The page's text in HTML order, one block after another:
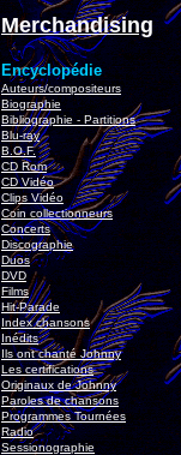
Merchandising
Encyclopédie
Auteurs/compositeurs
Biographie
Bibliographie - Partitions
Blu-ray
B.O.F.
CD Rom
CD Vidéo
Clips Vidéo
Coin collectionneurs
Concerts
Discographie
Duos
DVD
Films
Hit-Parade
Index chansons
Inédits
Ils ont chanté Johnny
Les certifications
Originaux de Johnny
Paroles de chansons
Programmes Tournées
Radio
Sessionographie